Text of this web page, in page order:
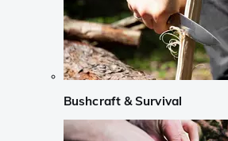
Bushcraft & Survival